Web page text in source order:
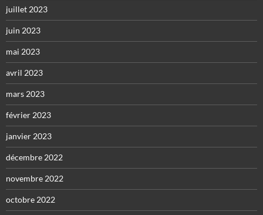
juillet 2023
juin 2023
mai 2023
avril 2023
mars 2023
février 2023
janvier 2023
décembre 2022
novembre 2022
octobre 2022